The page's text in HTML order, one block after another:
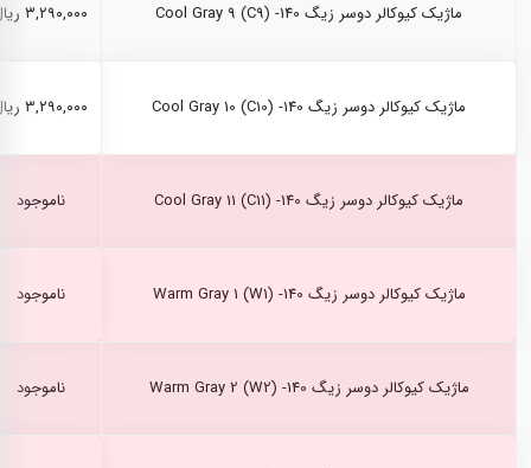
ماژیک کیوکالر دوسر زیگ Cool Gray 9 (C9) -140 ۳,۲۹۰,۰۰۰ ریال
ماژیک کیوکالر دوسر زیگ Cool Gray 10 (C10) -140 ۳,۲۹۰,۰۰۰ ریال
ماژیک کیوکالر دوسر زیگ Cool Gray 11 (C11) -140 ناموجود
ماژیک کیوکالر دوسر زیگ Warm Gray 1 (W1) -140 ناموجود
ماژیک کیوکالر دوسر زیگ Warm Gray 2 (W2) -140 ناموجود